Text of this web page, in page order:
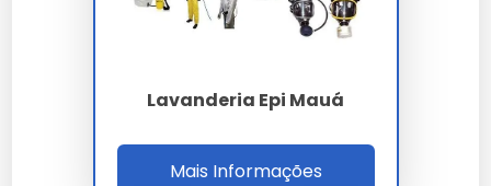
Existe garantia para preço
epi em mauá contam com garantia de fábrica e
suporte técnico especializado.
Lavanderia Epi Mauá
Mais Informações